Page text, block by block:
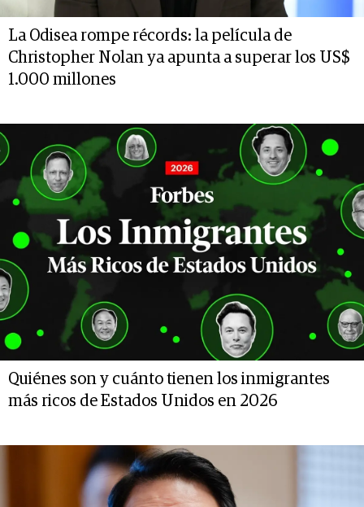
La Odisea rompe récords: la película de
Christopher Nolan ya apunta a superar los US$
1.000 millones
Quiénes son y cuánto tienen los inmigrantes
más ricos de Estados Unidos en 2026